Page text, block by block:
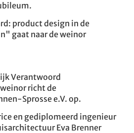
product design in de
gaat naar de weinor
Verantwoord
richt de
Sprosse e.V. op.
en gediplomeerd ingenieur
Eva Brenner